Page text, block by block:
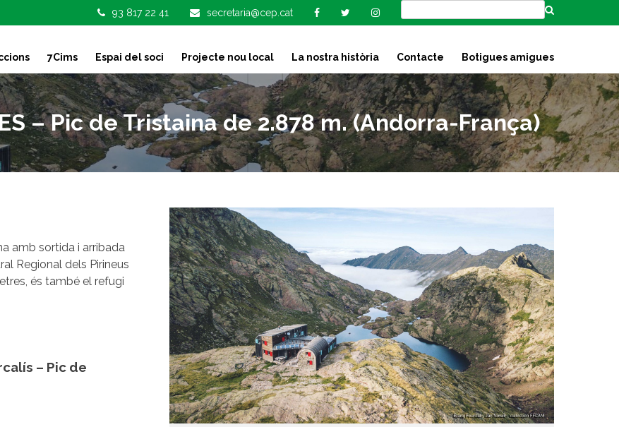
93 817 22 41 secretaria@cep.cat
7Cims Espai del soci Projecte nou local La nostra història Contacte Botigues amigues
– Pic de Tristaina de 2.878 m. (Andorra-França)
amb sortida i arribada
Regional dels Pirineus
és també el refugi
– Pic de